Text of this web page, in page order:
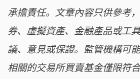
承擔責任。文章內容只供參考
券、虛擬資產、金融產品或工
議、意見或保證。監管機構可
相關的交易所買賣基金僅限符